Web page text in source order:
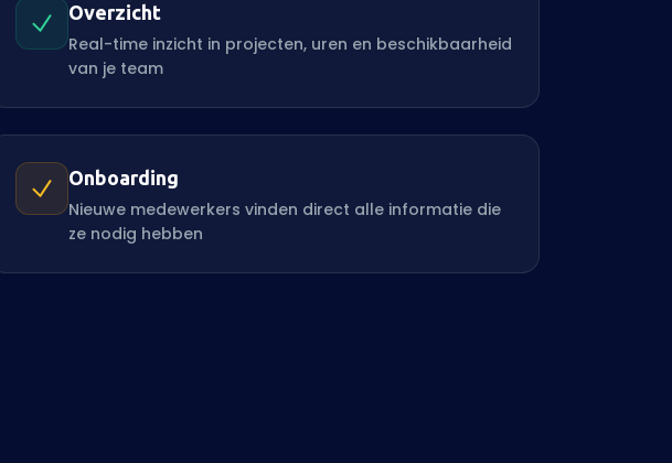
Overzicht
Real-time inzicht in projecten, uren en beschikbaarheid
van je team
Onboarding
Nieuwe medewerkers vinden direct alle informatie die
ze nodig hebben